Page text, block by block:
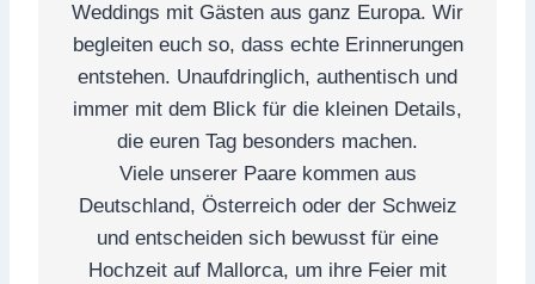
Weddings mit Gästen aus ganz Europa. Wir
begleiten euch so, dass echte Erinnerungen
entstehen. Unaufdringlich, authentisch und
immer mit dem Blick für die kleinen Details,
die euren Tag besonders machen.
Viele unserer Paare kommen aus
Deutschland, Österreich oder der Schweiz
und entscheiden sich bewusst für eine
Hochzeit auf Mallorca, um ihre Feier mit